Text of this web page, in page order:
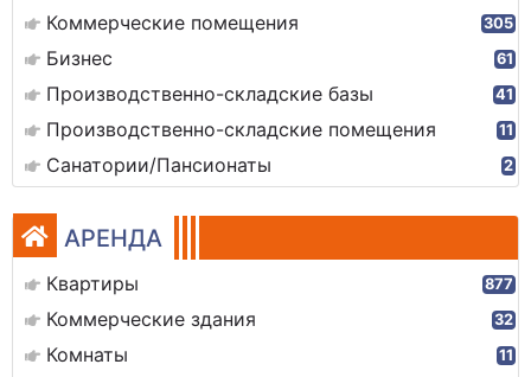
Коммерческие помещения 305
Бизнес 61
Производственно-складские базы 41
Производственно-складские помещения 11
Санатории/Пансионаты 2
АРЕНДА
Квартиры 877
Коммерческие здания 32
Комнаты 11